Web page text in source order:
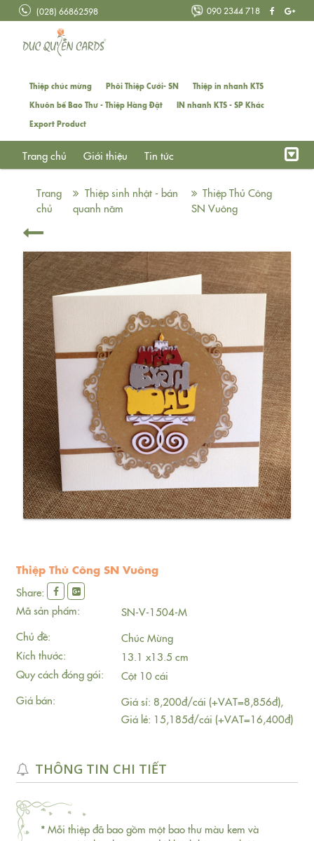
(028) 66862598 090 2344 718
Thiệp chúc mừng Phôi Thiệp Cưới- SN
Thiệp in nhanh KTS
Khuôn bế Bao Thư - Thiệp Hàng Đặt
IN nhanh KTS - SP Khác
Export Product
Trang chủ Giới thiệu Tin tức
Trang
chủ
Thiệp sinh nhật - bán
quanh năm
Thiệp Thủ Công
SN Vuông
Thiệp Thủ Công SN Vuông
Share:
Mã sản phẩm:
SN-V-1504-M
Chủ đề:
Chúc Mừng
Kích thước:
13.1 x13.5 cm
Quy cách đóng gói:
Cột 10 cái
Giá bán:
Giá sỉ: 8,200đ/cái (+VAT=8,856đ),
Giá lẻ: 15,185đ/cái (+VAT=16,400đ)
THÔNG TIN CHI TIẾT
* Mỗi thiệp đã bao gồm một bao thư màu kem và